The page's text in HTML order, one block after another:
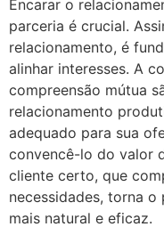
Encarar o
parceria é crucial.
relacionamento, é
alinhar interesses. A
compreensão mútua
relacionamento
adequado para sua
convencê-lo do valor
cliente certo, que
necessidades, torna
mais natural e eficaz.